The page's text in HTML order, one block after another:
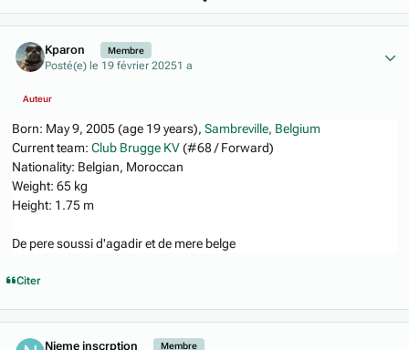
Kparon Membre
Posté(e) le 19 février 20251 a
Auteur
Born: May 9, 2005 (age 19 years), Sambreville, Belgium
Current team: Club Brugge KV(#68 / Forward)
Nationality: Belgian, Moroccan
Weight: 65 kg
Height: 1.75 m
De pere soussi d'agadir et de mere belge
Citer
Nieme inscrption Membre